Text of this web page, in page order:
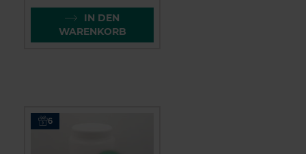
IN DEN
WARENKORB
6